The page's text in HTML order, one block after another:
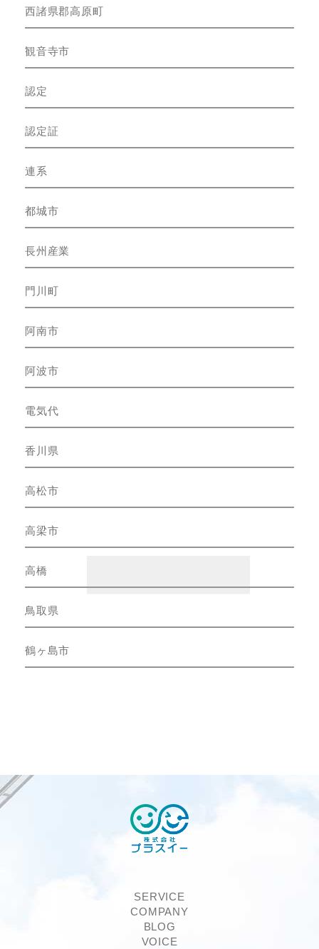
西諸県郡高原町
観音寺市
認定
認定証
連系
都城市
長州産業
門川町
阿南市
阿波市
電気代
香川県
高松市
高梁市
高橋
鳥取県
鶴ヶ島市
SERVICE
COMPANY
BLOG
VOICE